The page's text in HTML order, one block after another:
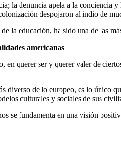
la denuncia apela a la conciencia
despojaron al indio de
la educación, ha sido una de las
americanas
en querer ser y querer valer de
de lo europeo, es lo único
culturales y sociales de sus
se fundamenta en una visión